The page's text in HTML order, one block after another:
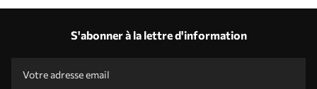
Production en fonction des tailles individuelles
Codes promotionnels avec des réductions à la commande !
S'abonner à la lettre d'information